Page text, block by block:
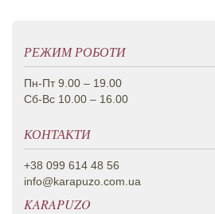
РЕЖИМ РОБОТИ
Пн-Пт 9.00 – 19.00
Сб-Вс 10.00 – 16.00
КОНТАКТИ
+38 099 614 48 56
info@karapuzo.com.ua
KARAPUZO